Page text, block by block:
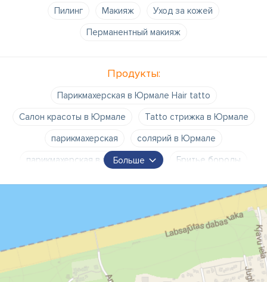
Пилинг
Mакияж
Уход за кожей
Перманентный макияж
Продукты:
Парикмахерская в Юрмале Hair tatto
Салон красоты в Юрмале
Tatto стрижка в Юрмале
парикмахерская
солярий в Юрмале
парикмахерская в воскресенье
Бритье бороды
салон красоты в Юрмале
педикюр в Юрмале
парикмахерская в Юрмале
детская парикмахерская в Юрмале
солярий в Юрмале
педикюр
Больше